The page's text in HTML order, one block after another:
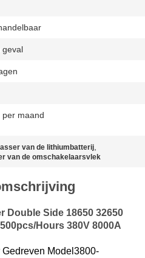
geval
per maand
van de lithiumbatterij
van de omschakelaarsvlek
Double Side 18650 32650
Hours 380V 8000A
Model3800-